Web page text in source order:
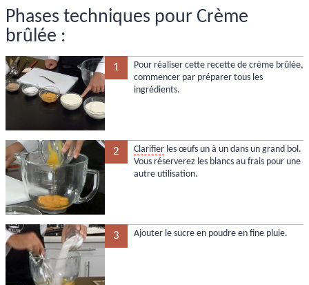
Phases techniques pour Crème
brûlée :
1
Pour réaliser cette recette de crème brûlée,
commencer par préparer tous les
ingrédients.
2 Clarifierles œufs un à un dans un grand bol.
Vous réserverez les blancs au frais pour une
autre utilisation.
3 Ajouter le sucre en poudre en fine pluie.